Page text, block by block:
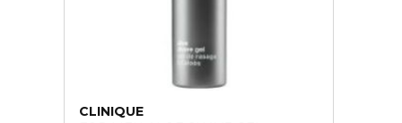
CLINIQUE